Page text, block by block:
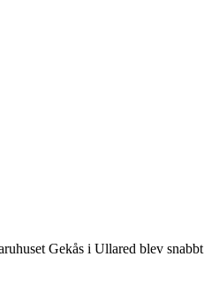
Gekås i Ullared blev snabbt